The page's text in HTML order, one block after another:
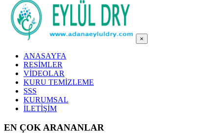
×
ANASAYFA
RESİMLER
VİDEOLAR
KURU TEMİZLEME
SSS
KURUMSAL
İLETİŞİM
EN ÇOK ARANANLAR